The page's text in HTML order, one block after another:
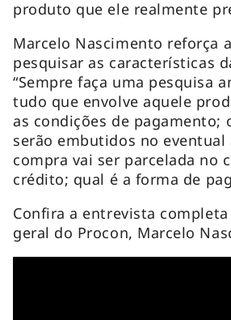
produto que ele realmente
Marcelo Nascimento reforça
pesquisar as características
“Sempre faça uma pesquisa
tudo que envolve aquele
as condições de pagamento;
serão embutidos no eventual
compra vai ser parcelada no
crédito; qual é a forma de
Confira a entrevista
geral do Procon, Marcelo